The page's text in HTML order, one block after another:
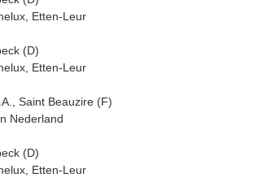
Etten-Leur
(D)
Etten-Leur
Saint Beauzire (F)
Nederland
(D)
Etten-Leur